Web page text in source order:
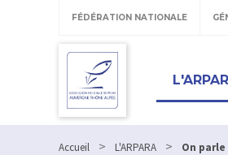
FÉDÉRATION NATIONALE
Accueil > L'ARPARA > On